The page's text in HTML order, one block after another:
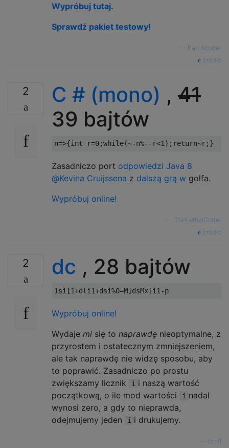
Wypróbuj tutaj.
Sprawdź pakiet testowy!
Pan Xcoder
źródło
2 C # (mono) , 41
39 bajtów
n=>{int r=0;while(~-n%-- r<1 ); return~r;}
Zasadniczo port odpowiedzi Java 8
@Kevina Cruijssena z dalszą grą w golfa.
Wypróbuj online!
TheLethalCoder
źródło
2 dc , 28 bajtów
Wypróbuj online!
Wydaje mi się to naprawdę nieoptymalne, z
przyrostem i ostatecznym zmniejszeniem,
ale tak naprawdę nie widzę sposobu, aby
to poprawić. Zasadniczo po prostu
zwiększamy licznik
i i naszą wartość
początkową, o ile mod wartości
i nadal
wynosi zero, a gdy to nieprawda,
odejmujemy jeden
i i drukujemy.
brhfl